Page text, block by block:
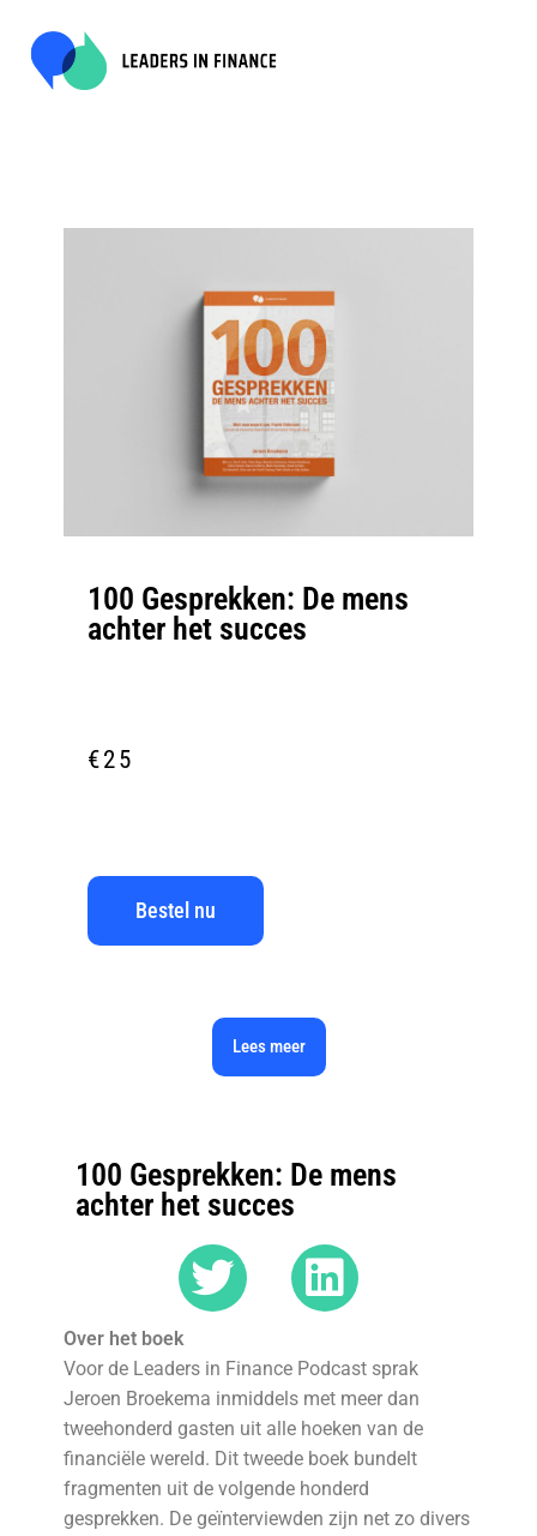
100 Gesprekken: De mens
achter het succes
€25
Bestel nu
Lees meer
100 Gesprekken: De mens
achter het succes
Over het boek
Voor de Leaders in Finance Podcast sprak
Jeroen Broekema inmiddels met meer dan
tweehonderd gasten uit alle hoeken van de
financiële wereld. Dit tweede boek bundelt
fragmenten uit de volgende honderd
gesprekken. De geïnterviewden zijn net zo divers